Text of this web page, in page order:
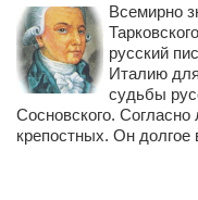
Ольга Чикина
Бизнес-партнёры
Здоровье
Врач
Всемирно
русский
Италию
судьбы
Сосновского. Согласно
крепостных. Он долгое